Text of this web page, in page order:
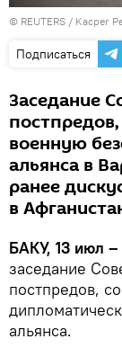
© REUTERS / Kacper
Подписаться
Заседание
военную
альянса в
ранее
в
БАКУ, 13 июл
заседание
постпредов,
альянса.